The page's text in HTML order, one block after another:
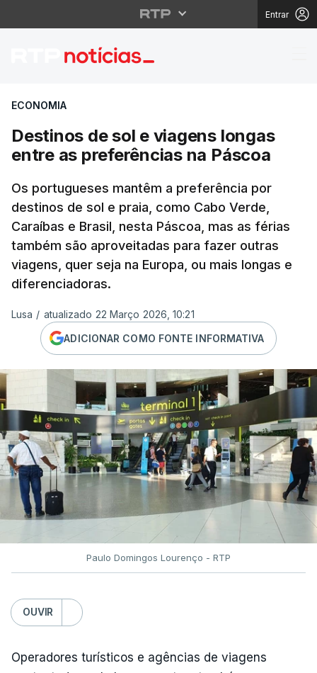
Entrar
Destinos de sol e
ECONOMIA
Destinos de sol e viagens longas
entre as preferências na Páscoa
Os portugueses mantêm a preferência por
destinos de sol e praia, como Cabo Verde,
Caraíbas e Brasil, nesta Páscoa, mas as férias
também são aproveitadas para fazer outras
viagens, quer seja na Europa, ou mais longas e
diferenciadoras.
Lusa / atualizado 22 Março 2026, 10:21
ADICIONAR COMO FONTE INFORMATIVA
Paulo Domingos Lourenço - RTP
OUVIR
Operadores turísticos e agências de viagens